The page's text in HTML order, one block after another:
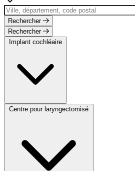
Rechercher
Rechercher
Implant cochléaire
Centre pour laryngectomisé